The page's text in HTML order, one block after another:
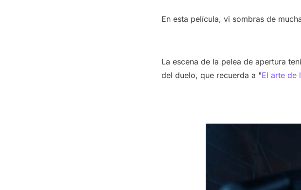
En esta película, vi sombras de
La escena de la pelea de apertura
del duelo, que recuerda a "El arte de